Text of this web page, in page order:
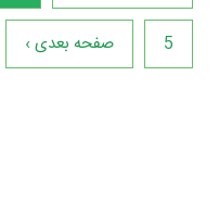
5 صفحه بعدی ›